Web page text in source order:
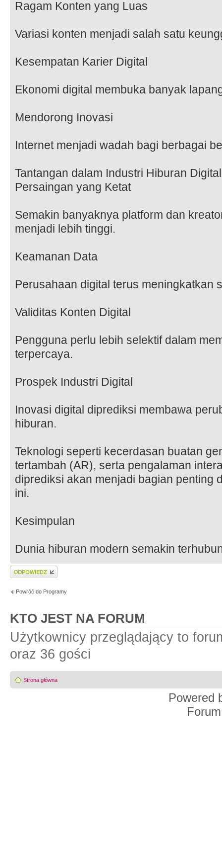
Ragam Konten yang Luas
Variasi konten menjadi salah satu
Kesempatan Karier Digital
Ekonomi digital membuka banyak
Mendorong Inovasi
Internet menjadi wadah bagi berbagai
Tantangan dalam Industri Hiburan Digital
Persaingan yang Ketat
Semakin banyaknya platform dan
menjadi lebih tinggi.
Keamanan Data
Perusahaan digital terus meningkatkan
Validitas Konten Digital
Pengguna perlu lebih selektif dalam
terpercaya.
Prospek Industri Digital
Inovasi digital diprediksi membawa
hiburan.
Teknologi seperti kecerdasan buatan
tertambah (AR), serta pengalaman
diprediksi akan menjadi bagian penting
ini.
Kesimpulan
Dunia hiburan modern semakin
Wyślij odpowiedź
Powróć do Programy
KTO JEST NA FORUM
Użytkownicy przeglądający to
oraz 36 gości
Strona główna
Powered